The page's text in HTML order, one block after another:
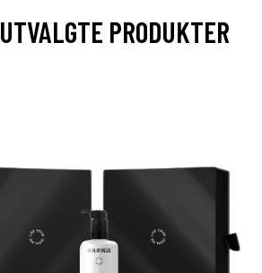
UTVALGTE PRODUKTER